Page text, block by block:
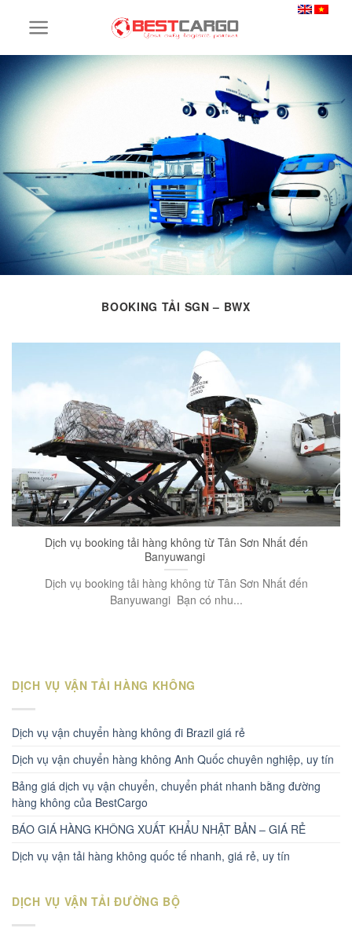
BOOKING TẢI SGN – BWX
Dịch vụ booking tải hàng không từ Tân Sơn Nhất đến
Banyuwangi
Dịch vụ booking tải hàng không từ Tân Sơn Nhất đến
Banyuwangi Bạn có nhu...
DỊCH VỤ VẬN TẢI HÀNG KHÔNG
Dịch vụ vận chuyển hàng không đi Brazil giá rẻ
Dịch vụ vận chuyển hàng không Anh Quốc chuyên nghiệp, uy tín
Bảng giá dịch vụ vận chuyển, chuyển phát nhanh bằng đường
hàng không của BestCargo
BÁO GIÁ HÀNG KHÔNG XUẤT KHẨU NHẬT BẢN – GIÁ RẺ
Dịch vụ vận tải hàng không quốc tế nhanh, giá rẻ, uy tín
DỊCH VỤ VẬN TẢI ĐƯỜNG BỘ